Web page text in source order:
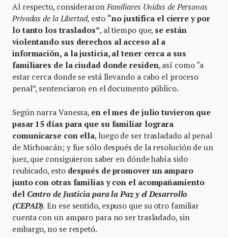
Al respecto, consideraron Familiares Unidxs de Personas
Privadas de la Libertad, esto “no justifica el cierre y por
lo tanto los traslados”, al tiempo que, se están
violentando sus derechos al acceso al a
información, a la justicia, al tener cerca a sus
familiares de la ciudad donde residen, así como “a
estar cerca donde se está llevando a cabo el proceso
penal”, sentenciaron en el documento público.
Según narra Vanessa, en el mes de julio tuvieron que
pasar 15 días para que su familiar lograra
comunicarse con ella, luego de ser trasladado al penal
de Michoacán; y fue sólo después de la resolución de un
juez, que consiguieron saber en dónde había sido
reubicado, esto después de promover un amparo
junto con otras familias y con el acompañamiento
del Centro de Justicia para la Paz y el Desarrollo
(CEPAD).En ese sentido, expuso que su otro familiar
cuenta con un amparo para no ser trasladado, sin
embargo, no se respetó.